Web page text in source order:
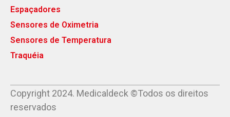
Espaçadores
Sensores de Oximetria
Sensores de Temperatura
Traquéia
Copyright 2024. Medicaldeck ©Todos os direitos
reservados